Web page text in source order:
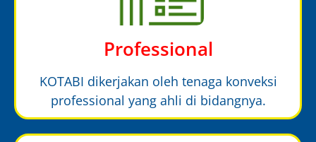
Professional
KOTABI dikerjakan oleh tenaga konveksi
professional yang ahli di bidangnya.